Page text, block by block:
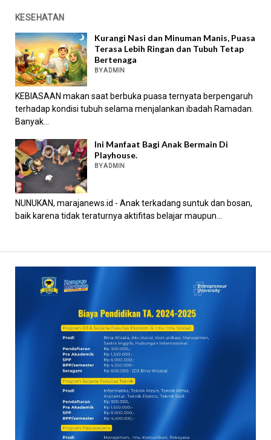
KESEHATAN
Kurangi Nasi dan Minuman Manis, Puasa
Terasa Lebih Ringan dan Tubuh Tetap
Bertenaga
BY ADMIN
KEBIASAAN makan saat berbuka puasa ternyata berpengaruh
terhadap kondisi tubuh selama menjalankan ibadah Ramadan.
Banyak...
Ini Manfaat Bagi Anak Bermain Di
Playhouse.
BY ADMIN
NUNUKAN, marajanews.id - Anak terkadang suntuk dan bosan,
baik karena tidak teraturnya aktifitas belajar maupun...